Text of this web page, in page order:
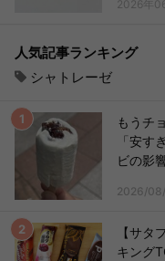
2026年
人気記事ランキング
シャトレーゼ
もうチ
「安す
ビの影
2026/
【サタ
キング